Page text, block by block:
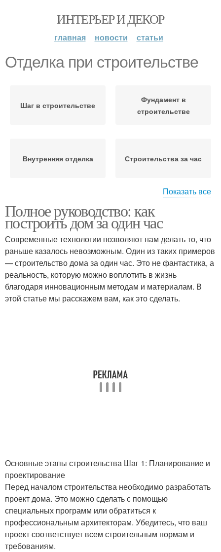
ИНТЕРЬЕР И ДЕКОР
главная новости статьи
Отделка при строительстве
Шаг в строительстве
Фундамент в
строительстве
Внутренняя отделка Строительства за час
строительства
грамотного проекта
Строительство без
использования
Строительство без
утепления
Показать все
Полное руководство: как
построить дом за один час
Современные технологии позволяют нам делать то, что
раньше казалось невозможным. Один из таких примеров
— строительство дома за один час. Это не фантастика, а
реальность, которую можно воплотить в жизнь
благодаря инновационным методам и материалам. В
этой статье мы расскажем вам, как это сделать.
Основные этапы строительства Шаг 1: Планирование и
проектирование
Перед началом строительства необходимо разработать
проект дома. Это можно сделать с помощью
специальных программ или обратиться к
профессиональным архитекторам. Убедитесь, что ваш
проект соответствует всем строительным нормам и
требованиям.